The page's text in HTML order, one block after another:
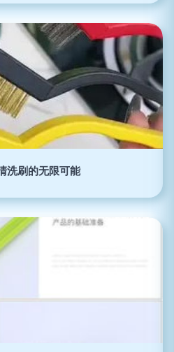
洗刷的无限可能